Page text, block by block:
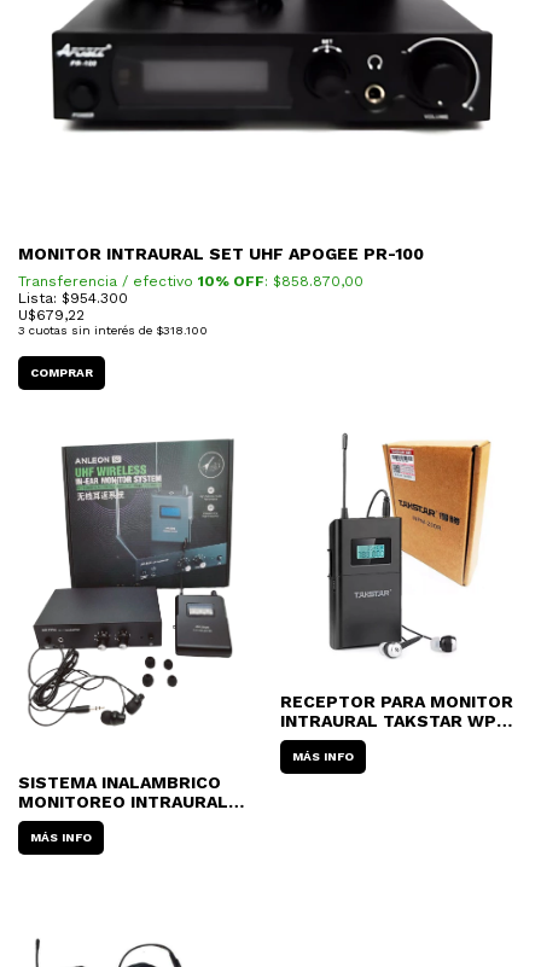
MONITOR INTRAURAL SET UHF APOGEE PR-100
Transferencia / efectivo 10% OFF: $858.870,00
Lista: $954.300
U$679,22
3 cuotas sin interés de $318.100
SISTEMA INALAMBRICO
MONITOREO INTRAURAL
SET UHF ANLEON S2
MÁS INFO
RECEPTOR PARA MONITOR
INTRAURAL TAKSTAR WPM-
200R
MÁS INFO